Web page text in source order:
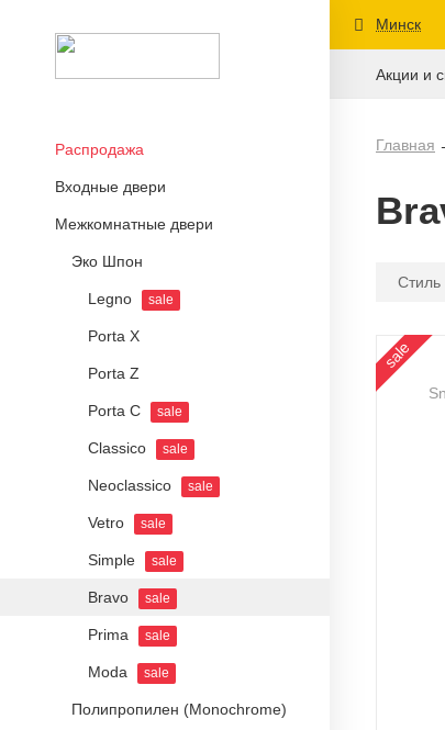
Распродажа
Входные двери
Межкомнатные двери
Эко Шпон
Legno sale
Porta X
Porta Z
Porta C sale
Classico sale
Neoclassico sale
Vetro sale
Simple sale
Bravo sale
Prima sale
Moda sale
Полипропилен (Monochrome)
Минск
Акции и
Главная
Стиль
sale